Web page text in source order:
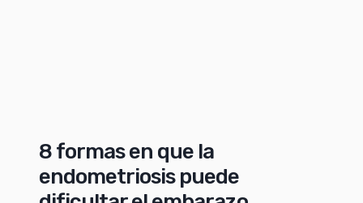
8 formas en que la
endometriosis puede